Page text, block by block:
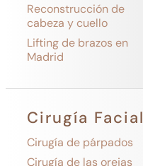
Reconstrucción de
cabeza y cuello
Lifting de brazos en
Madrid
Cirugía Facial
Cirugía de párpados
Cirugía de las orejas